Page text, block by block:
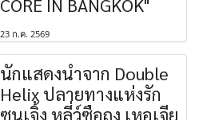
23 ก.ค. 2569
นักแสดงนำจาก Double
Helix ปลายทางแห่งรัก
ซุนเจิ้ง หลี่ว์ซือถง เหอเจีย